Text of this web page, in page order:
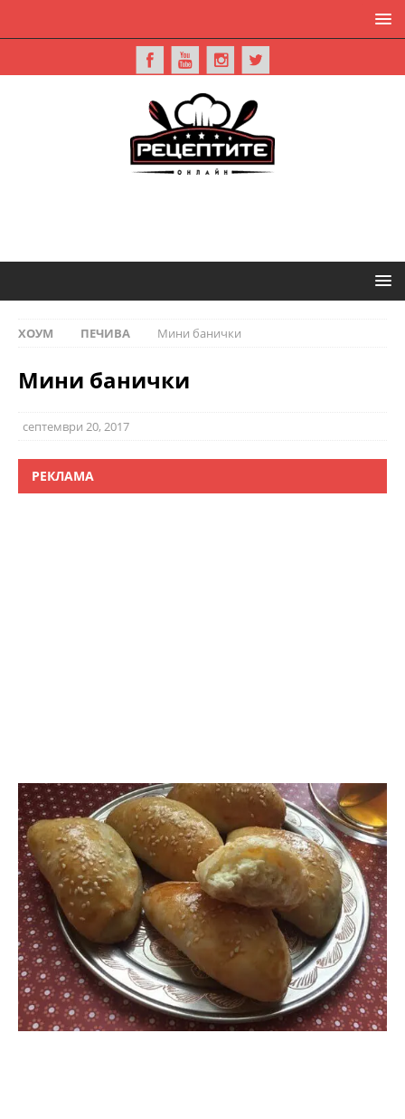
ХОУМ ПЕЧИВА Мини банички
Мини банички
септември 20, 2017
РЕКЛАМА